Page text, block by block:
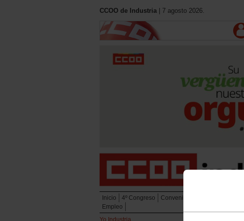
CCOO de Industria | 7 agosto 2026.
Inicio 4º Congreso Convenios
Empleo
Yo Industria